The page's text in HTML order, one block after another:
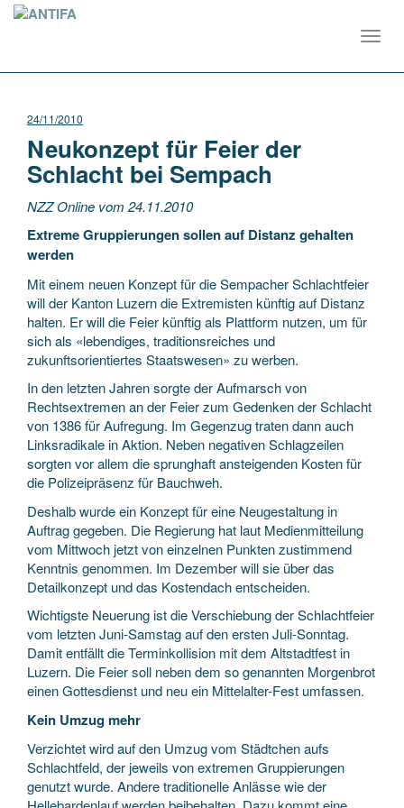
24/11/2010
Neukonzept für Feier der
Schlacht bei Sempach
NZZ Online vom 24.11.2010
Extreme Gruppierungen sollen auf Distanz gehalten
werden
Mit einem neuen Konzept für die Sempacher Schlachtfeier
will der Kanton Luzern die Extremisten künftig auf Distanz
halten. Er will die Feier künftig als Plattform nutzen, um für
sich als «lebendiges, traditionsreiches und
zukunftsorientiertes Staatswesen» zu werben.
In den letzten Jahren sorgte der Aufmarsch von
Rechtsextremen an der Feier zum Gedenken der Schlacht
von 1386 für Aufregung. Im Gegenzug traten dann auch
Linksradikale in Aktion. Neben negativen Schlagzeilen
sorgten vor allem die sprunghaft ansteigenden Kosten für
die Polizeipräsenz für Bauchweh.
Deshalb wurde ein Konzept für eine Neugestaltung in
Auftrag gegeben. Die Regierung hat laut Medienmitteilung
vom Mittwoch jetzt von einzelnen Punkten zustimmend
Kenntnis genommen. Im Dezember will sie über das
Detailkonzept und das Kostendach entscheiden.
Wichtigste Neuerung ist die Verschiebung der Schlachtfeier
vom letzten Juni-Samstag auf den ersten Juli-Sonntag.
Damit entfällt die Terminkollision mit dem Altstadtfest in
Luzern. Die Feier soll neben dem so genannten Morgenbrot
einen Gottesdienst und neu ein Mittelalter-Fest umfassen.
Kein Umzug mehr
Verzichtet wird auf den Umzug vom Städtchen aufs
Schlachtfeld, der jeweils von extremen Gruppierungen
genutzt wurde. Andere traditionelle Anlässe wie der